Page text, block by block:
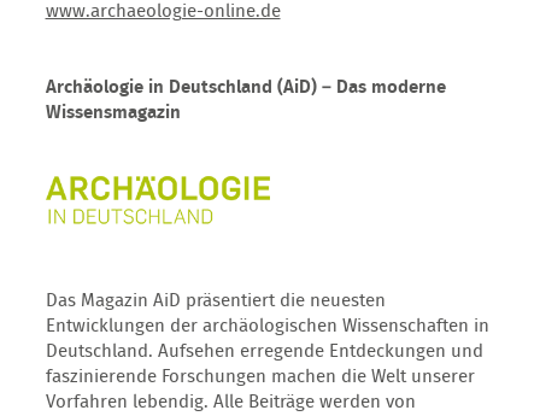
www.archaeologie-online.de
Archäologie in Deutschland (AiD) – Das moderne
Wissensmagazin
Das Magazin AiD präsentiert die neuesten
Entwicklungen der archäologischen Wissenschaften in
Deutschland. Aufsehen erregende Entdeckungen und
faszinierende Forschungen machen die Welt unserer
Vorfahren lebendig. Alle Beiträge werden von